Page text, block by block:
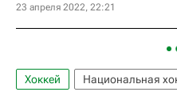
23 апреля 2022, 22:21
Хоккей
Национальная